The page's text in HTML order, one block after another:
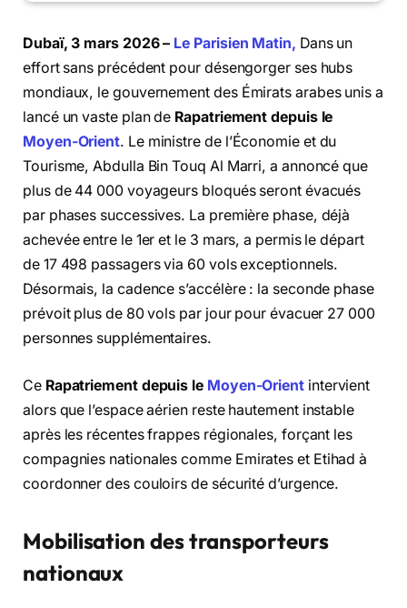
Dubaï, 3 mars 2026 – Le Parisien Matin, Dans un
effort sans précédent pour désengorger ses hubs
mondiaux, le gouvernement des Émirats arabes unis a
lancé un vaste plan de Rapatriement depuis le
Moyen-Orient. Le ministre de l’Économie et du
Tourisme, Abdulla Bin Touq Al Marri, a annoncé que
plus de 44 000 voyageurs bloqués seront évacués
par phases successives. La première phase, déjà
achevée entre le 1er et le 3 mars, a permis le départ
de 17 498 passagers via 60 vols exceptionnels.
Désormais, la cadence s’accélère : la seconde phase
prévoit plus de 80 vols par jour pour évacuer 27 000
personnes supplémentaires.
Ce Rapatriement depuis le Moyen-Orientintervient
alors que l’espace aérien reste hautement instable
après les récentes frappes régionales, forçant les
compagnies nationales comme Emirates et Etihad à
coordonner des couloirs de sécurité d’urgence.
Mobilisation des transporteurs
nationaux